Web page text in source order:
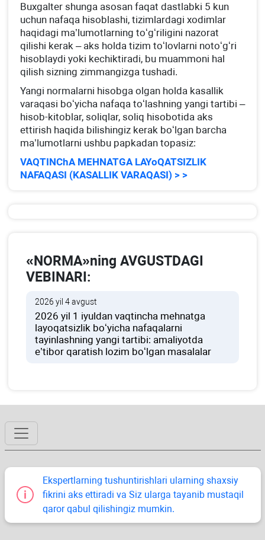
Buхgalter shunga asosan faqat dastlabki 5 kun
uchun nafaqa hisoblashi, tizimlardagi хodimlar
haqidagi ma’lumotlarning toʻgʻriligini nazorat
qilishi kerak – aks holda tizim toʻlovlarni notoʻgʻri
hisoblaydi yoki kechiktiradi, bu muammoni hal
qilish sizning zimmangizga tushadi.
Yangi normalarni hisobga olgan holda kasallik
varaqasi boʻyicha nafaqa toʻlashning yangi tartibi –
hisob-kitoblar, soliqlar, soliq hisobotida aks
ettirish haqida bilishingiz kerak boʻlgan barcha
ma’lumotlarni ushbu papkadan topasiz:
VAQTINChA MEHNATGA LAYoQATSIZLIK
NAFAQASI (KASALLIK VARAQASI) > >
«NORMA»ning AVGUSTDAGI
VEBINARI:
2026 yil 4 avgust
2026 yil 1 iyuldan vaqtincha mehnatga
layoqatsizlik boʻyicha nafaqalarni
tayinlashning yangi tartibi: amaliyotda
e’tibor qaratish lozim boʻlgan masalalar
Ekspertlarning tushuntirishlari ularning shaхsiy
fikrini aks ettiradi va Siz ularga tayanib mustaqil
qaror qabul qilishingiz mumkin.